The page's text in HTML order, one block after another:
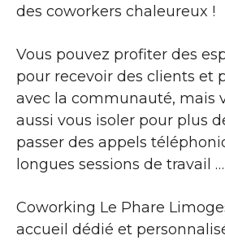
des coworkers chaleureux !
Vous pouvez profiter des
pour recevoir des clients et
avec la communauté, mais
aussi vous isoler pour plus
passer des appels
longues sessions de travail …
Coworking Le Phare
accueil dédié et